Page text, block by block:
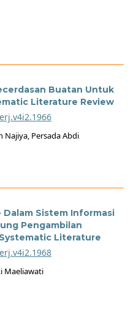
Buatan Untuk
Literature Review
Najiya, Persada Abdi
Sistem Informasi
Pengambilan
Literature
Maeliawati